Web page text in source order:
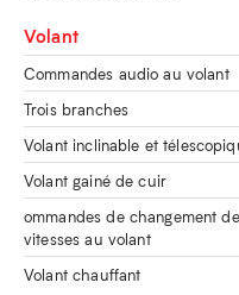
Volant
Commandes audio au volant
Trois branches
Volant inclinable et
Volant gainé de cuir
ommandes de changement de
vitesses au volant
Volant chauffant